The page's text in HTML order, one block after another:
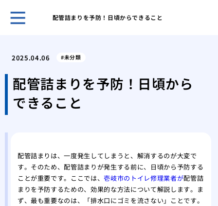
配管詰まりを予防！日頃からできること
方
特
処法
2025.04.06 未分類
配管詰まりを予防！日頃から
できること
配管詰まりは、一度発生してしまうと、解消するのが大変で
す。そのため、配管詰まりが発生する前に、日頃から予防する
ことが重要です。ここでは、壱岐市のトイレ修理業者が配管詰
まりを予防するための、効果的な方法について解説します。ま
ず、最も重要なのは、「排水口にゴミを流さない」ことです。